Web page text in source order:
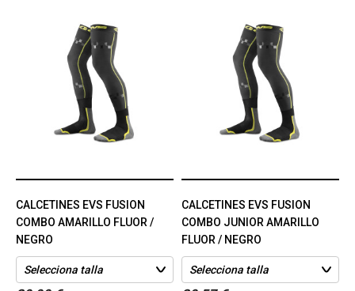
CALCETINES EVS FUSION
COMBO AMARILLO FLUOR /
NEGRO
CALCETINES EVS FUSION
COMBO JUNIOR AMARILLO
FLUOR / NEGRO